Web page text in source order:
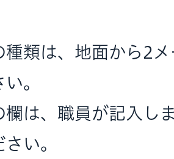
種類は、地面から2
。
欄は、職員が記入し
い。